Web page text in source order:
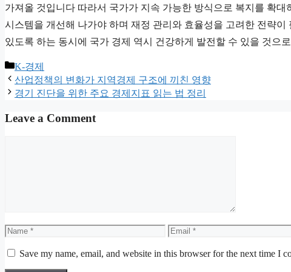
가져올 것입니다 따라서 국가가 지속 가능한 방식으로 복지를 확
시스템을 개선해 나가야 하며 재정 관리와 효율성을 고려한 전략
있도록 하는 동시에 국가 경제 역시 건강하게 발전할 수 있을 것으
Categories
K-경제
산업정책의 변화가 지역경제 구조에 끼친 영향
경기 진단을 위한 주요 경제지표 읽는 법 정리
Leave a Comment
Name Email
Save my name, email, and website in this browser for the next time I